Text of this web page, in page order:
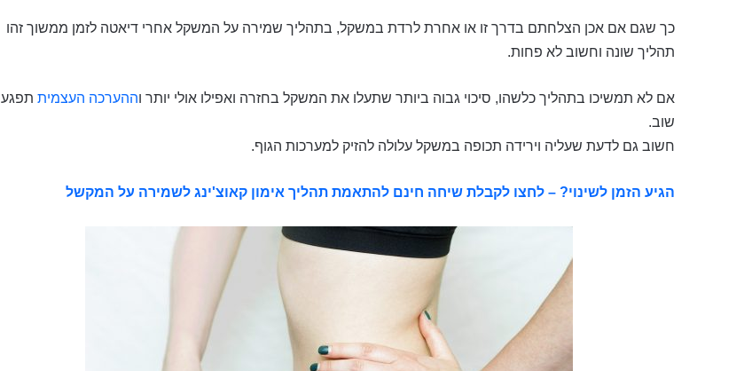
כך שגם אם אכן הצלחתם בדרך זו או אחרת לרדת במשקל, בתהליך שמירה על המשקל אחרי דיאטה לזמן ממשוך זהו
תהליך שונה וחשוב לא פחות.
אם לא תמשיכו בתהליך כלשהו, סיכוי גבוה ביותר שתעלו את המשקל בחזרה ואפילו אולי יותר וההערכה העצמית תפגע
שוב.
חשוב גם לדעת שעליה וירידה תכופה במשקל עלולה להזיק למערכות הגוף.
הגיע הזמן לשינוי? – לחצו לקבלת שיחה חינם להתאמת תהליך אימון קאוצ'ינג לשמירה על המקשל